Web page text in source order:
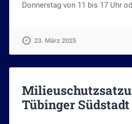
Donnerstag von 11 bis 17 Uhr
23. März 2025
Tübinger